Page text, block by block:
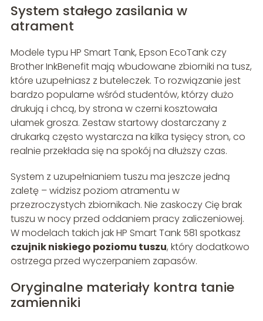
System stałego zasilania w
atrament
Modele typu HP Smart Tank, Epson EcoTank czy
Brother InkBenefit mają wbudowane zbiorniki na tusz,
które uzupełniasz z buteleczek. To rozwiązanie jest
bardzo popularne wśród studentów, którzy dużo
drukują i chcą, by strona w czerni kosztowała
ułamek grosza. Zestaw startowy dostarczany z
drukarką często wystarcza na kilka tysięcy stron, co
realnie przekłada się na spokój na dłuższy czas.
System z uzupełnianiem tuszu ma jeszcze jedną
zaletę – widzisz poziom atramentu w
przezroczystych zbiornikach. Nie zaskoczy Cię brak
tuszu w nocy przed oddaniem pracy zaliczeniowej.
W modelach takich jak HP Smart Tank 581 spotkasz
czujnik niskiego poziomu tuszu, który dodatkowo
ostrzega przed wyczerpaniem zapasów.
Oryginalne materiały kontra tanie
zamienniki